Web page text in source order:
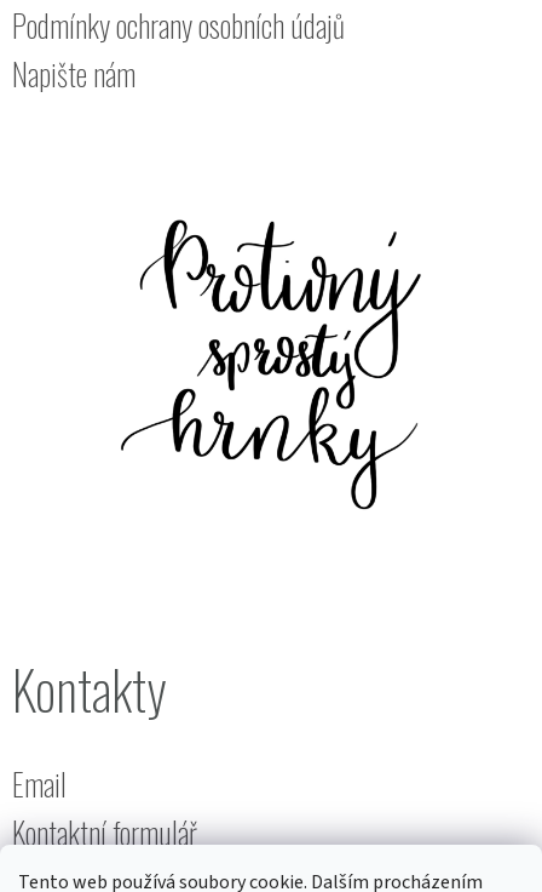
Tento web používá soubory cookie. Dalším procházením
Podmínky ochrany osobních údajů
Napište nám
Kontakty
Email
Kontaktní formulář